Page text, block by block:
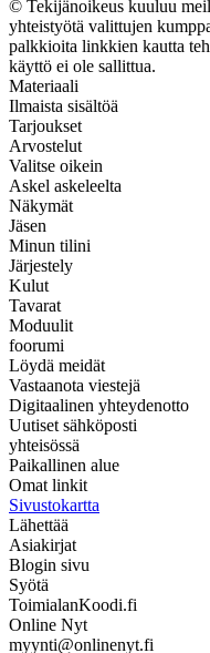
© Tekijänoikeus kuuluu
yhteistyötä valittujen
palkkioita linkkien kautta
käyttö ei ole sallittua.
Materiaali
Ilmaista sisältöä
Tarjoukset
Arvostelut
Valitse oikein
Askel askeleelta
Näkymät
Jäsen
Minun tilini
Järjestely
Kulut
Tavarat
Moduulit
foorumi
Löydä meidät
Vastaanota viestejä
Digitaalinen yhteydenotto
Uutiset sähköposti
yhteisössä
Paikallinen alue
Omat linkit
Sivustokartta
Lähettää
Asiakirjat
Blogin sivu
Syötä
ToimialanKoodi.fi
Online Nyt
myynti@onlinenyt.fi